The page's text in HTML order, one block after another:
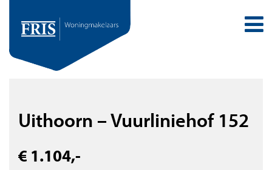
Uithoorn – Vuurliniehof 152
€ 1.104,-